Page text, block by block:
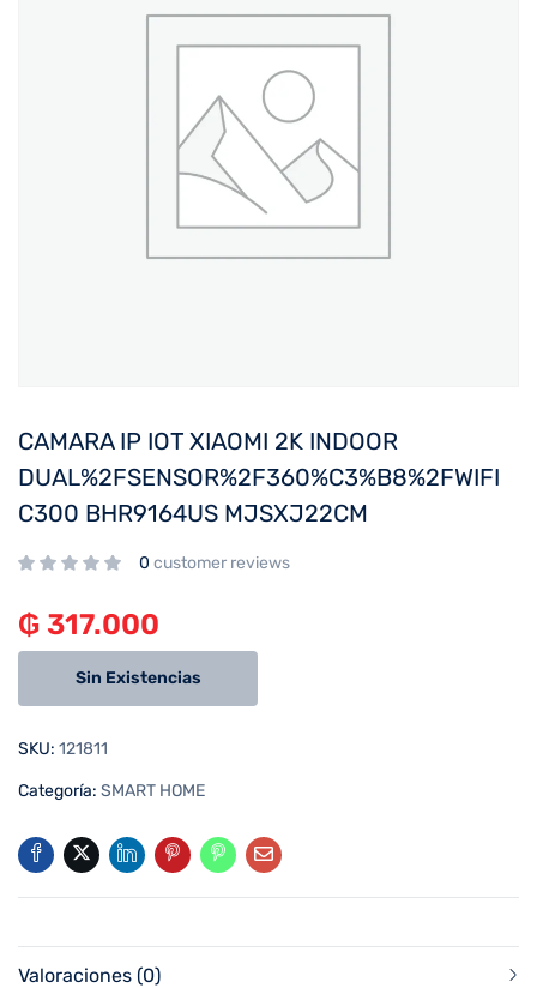
CAMARA IP IOT XIAOMI 2K INDOOR
DUAL%2FSENSOR%2F360%C3%B8%2FWIFI
C300 BHR9164US MJSXJ22CM
0 customer reviews
₲ 317.000
Sin Existencias
SKU: 121811
Categoría: SMART HOME
Valoraciones (0)